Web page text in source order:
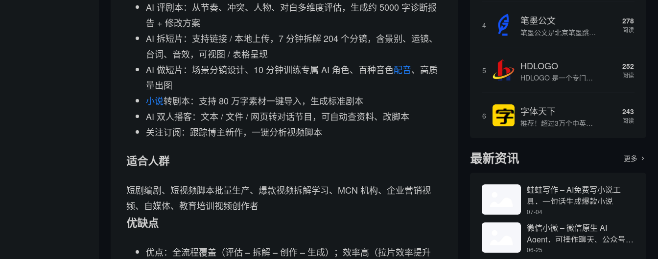
AI 评剧本：从节奏、冲突、人物、对白多维度评估，生成约 5000 字诊断报
告 + 修改方案
AI 拆短片：支持链接 / 本地上传，7 分钟拆解 204 个分镜，含景别、运镜、
台词、音效，可视图 / 表格呈现
AI 做短片：场景分镜设计、10 分钟训练专属 AI 角色、百种音色配音、高质
量出图
小说转剧本：支持 80 万字素材一键导入，生成标准剧本
AI 双人播客：文本 / 文件 / 网页转对话节目，可自动查资料、改脚本
关注订阅：跟踪博主新作，一键分析视频脚本
适合人群
短剧编剧、短视频脚本批量生产、爆款视频拆解学习、MCN 机构、企业营销视
频、自媒体、教育培训视频创作者
优缺点
优点：全流程覆盖（评估 – 拆解 – 创作 – 生成）；效率高（拉片效率提升
4 笔墨公文
笔墨公文是北京笔墨跳动科技旗下垂直公文赛道 AIGC 创作平台，深耕体制公文专业场景，依托海量标准公文语料训练专属大模型。平台整合 AI 公文生成、全维度智能校对、范文库、实时更新素材库、标准化公文模板五大核心板块，兼顾公文快速撰写、文稿合...
278
阅读
5 HDLOGO
HDLOGO 是一个专门整理矢量标志和图标的网站，提供各类品牌和公司的矢量标志下载服务，主要面向设计师、营销人员和企业用户，帮他们获取高质量的品牌标识资源。
252
阅读
6 字体天下
推荐！超过3万个中英文字体免费下载
243
阅读
最新资讯 更多 
蛙蛙写作 – AI免费写小说工
具，一句话生成爆款小说
07-04
微信小微 – 微信原生 AI
Agent，可操作聊天、公众号、
视频号和小程序
06-25